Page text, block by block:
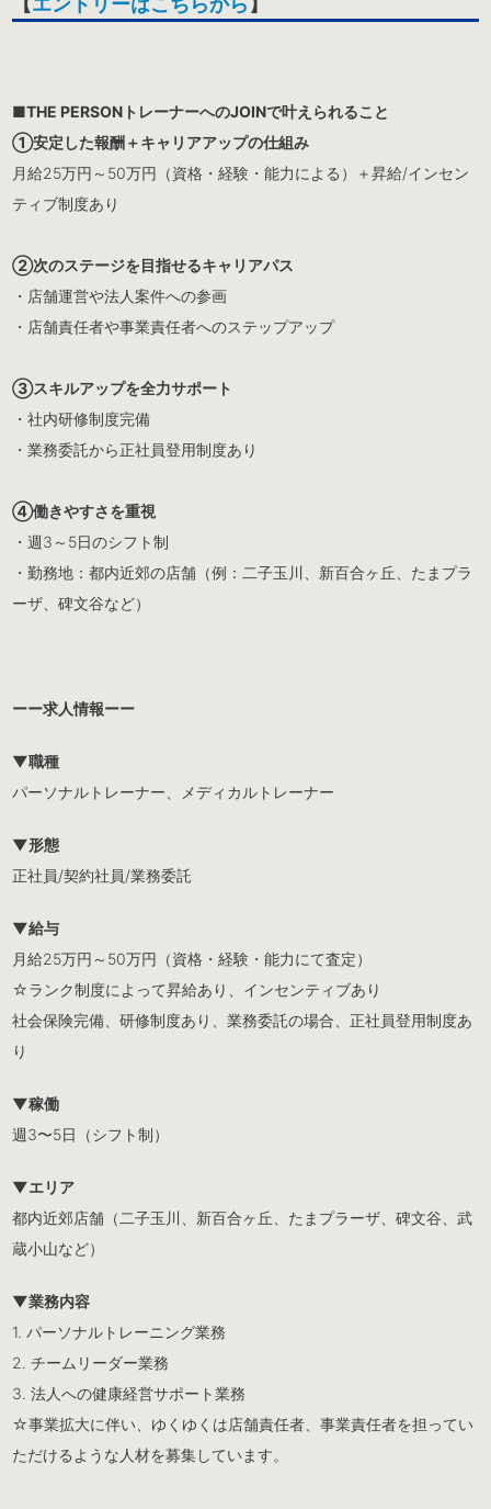
■THE PERSONトレーナーへのJOINで叶えられること
①安定した報酬＋キャリアアップの仕組み
月給25万円～50万円（資格・経験・能力による）＋昇給/インセン
ティブ制度あり
②次のステージを目指せるキャリアパス
・店舗運営や法人案件への参画
・店舗責任者や事業責任者へのステップアップ
③スキルアップを全力サポート
・社内研修制度完備
・業務委託から正社員登用制度あり
④働きやすさを重視
・週3～5日のシフト制
・勤務地：都内近郊の店舗（例：二子玉川、新百合ヶ丘、たまプラ
ーザ、碑文谷など）
ーー求人情報ーー
▼職種
パーソナルトレーナー、メディカルトレーナー
▼形態
正社員/契約社員/業務委託
▼給与
月給25万円～50万円（資格・経験・能力にて査定）
☆ランク制度によって昇給あり、インセンティブあり
社会保険完備、研修制度あり、業務委託の場合、正社員登用制度あ
り
▼稼働
週3〜5日（シフト制）
▼エリア
都内近郊店舗（二子玉川、新百合ヶ丘、たまプラーザ、碑文谷、武
蔵小山など）
▼業務内容
1. パーソナルトレーニング業務
2. チームリーダー業務
3. 法人への健康経営サポート業務
☆事業拡大に伴い、ゆくゆくは店舗責任者、事業責任者を担ってい
ただけるような人材を募集しています。